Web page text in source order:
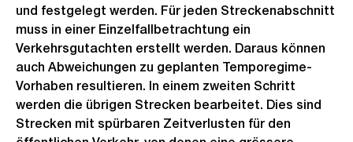
und festgelegt werden. Für jeden Streckenabschnitt
muss in einer Einzelfallbetrachtung ein
Verkehrsgutachten erstellt werden. Daraus können
auch Abweichungen zu geplanten Temporegime-
Vorhaben resultieren. In einem zweiten Schritt
werden die übrigen Strecken bearbeitet. Dies sind
Strecken mit spürbaren Zeitverlusten für den